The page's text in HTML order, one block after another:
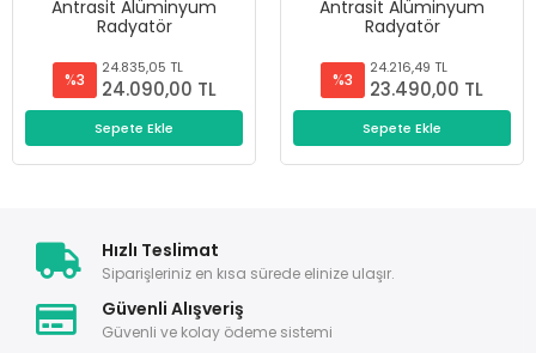
Antrasit Alüminyum
Radyatör
%3
24.835,05 TL
24.090,00 TL
Sepete Ekle
Antrasit Alüminyum
Radyatör
%3
24.216,49 TL
23.490,00 TL
Sepete Ekle
Hızlı Teslimat
Siparişleriniz en kısa sürede elinize ulaşır.
Güvenli Alışveriş
Güvenli ve kolay ödeme sistemi